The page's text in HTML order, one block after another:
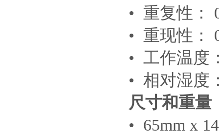
• 重复性：
• 重现性：
• 工作温度
• 相对湿度
尺寸和重量
• 65mm x